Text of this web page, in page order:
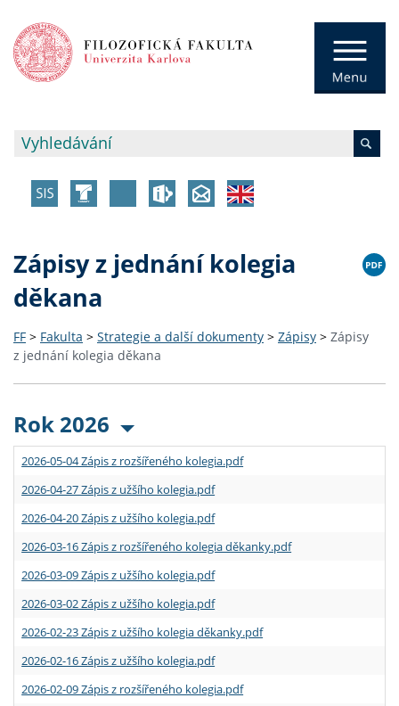
Zápisy z jednání kolegia
děkana
FF > Fakulta > Strategie a další dokumenty > Zápisy > Zápisy
z jednání kolegia děkana
Rok 2026
2026-05-04 Zápis z rozšířeného kolegia.pdf
2026-04-27 Zápis z užšího kolegia.pdf
2026-04-20 Zápis z užšího kolegia.pdf
2026-03-16 Zápis z rozšířeného kolegia děkanky.pdf
2026-03-09 Zápis z užšího kolegia.pdf
2026-03-02 Zápis z užšího kolegia.pdf
2026-02-23 Zápis z užšího kolegia děkanky.pdf
2026-02-16 Zápis z užšího kolegia.pdf
2026-02-09 Zápis z rozšířeného kolegia.pdf